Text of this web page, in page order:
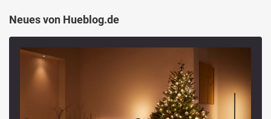
Neues von Hueblog.de